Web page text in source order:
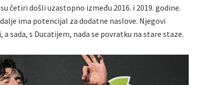
četiri došli uzastopno između 2016. i 2019. godine.
ima potencijal za dodatne naslove. Njegovi
sada, s Ducatijem, nada se povratku na stare staze.